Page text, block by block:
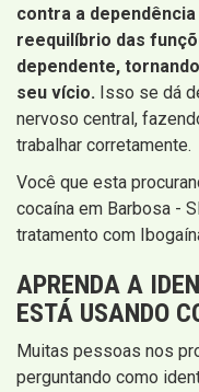
contra a
reequilíbrio das
dependente,
seu vício. Isso se dá
nervoso central,
trabalhar corretamente.
Você que esta
cocaína em Barbosa -
tratamento com
APRENDA A
ESTÁ USANDO
Muitas pessoas nos
perguntando como